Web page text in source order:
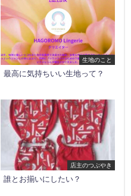
生地のこと
最高に気持ちいい生地って？
店主のつぶやき
誰とお揃いにしたい？